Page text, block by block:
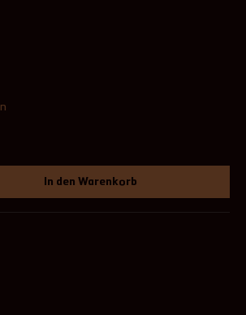
In den Warenkorb